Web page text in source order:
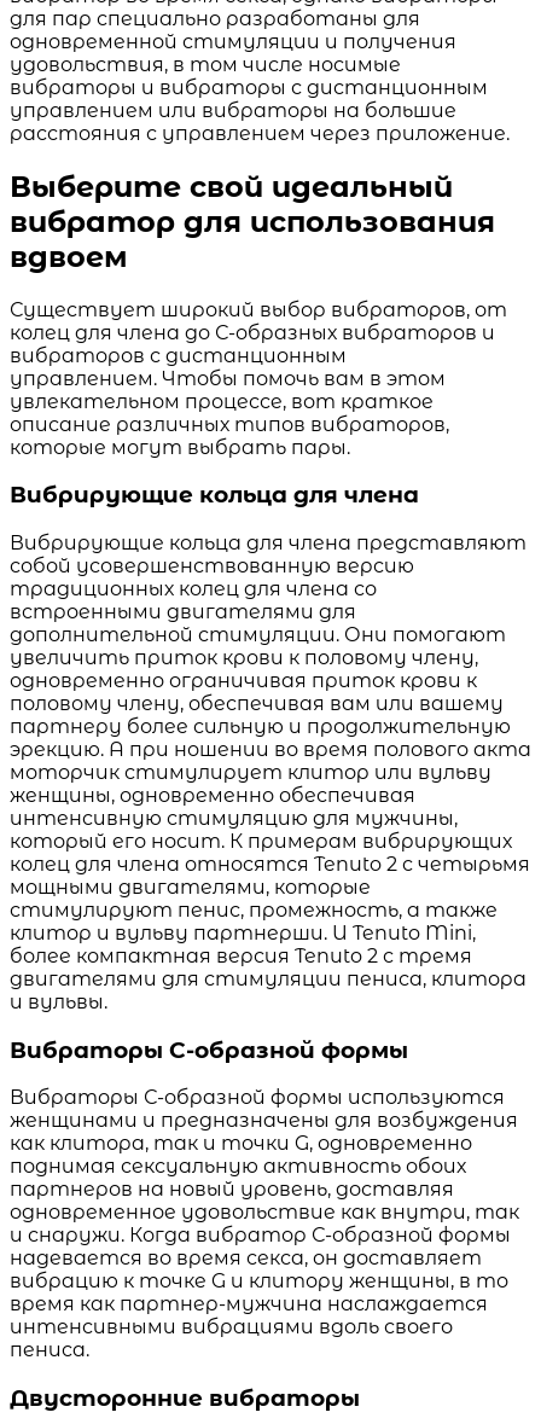
для пар специально разработаны для
одновременной стимуляции и получения
удовольствия, в том числе носимые
вибраторы и вибраторы с дистанционным
управлением или вибраторы на большие
расстояния с управлением через приложение.
Выберите свой идеальный
вибратор для использования
вдвоем
Существует широкий выбор вибраторов, от
колец для члена до С-образных вибраторов и
вибраторов с дистанционным
управлением. Чтобы помочь вам в этом
увлекательном процессе, вот краткое
описание различных типов вибраторов,
которые могут выбрать пары.
Вибрирующие кольца для члена
Вибрирующие кольца для члена представляют
собой усовершенствованную версию
традиционных колец для члена со
встроенными двигателями для
дополнительной стимуляции. Они помогают
увеличить приток крови к половому члену,
одновременно ограничивая приток крови к
половому члену, обеспечивая вам или вашему
партнеру более сильную и продолжительную
эрекцию. А при ношении во время полового акта
моторчик стимулирует клитор или вульву
женщины, одновременно обеспечивая
интенсивную стимуляцию для мужчины,
который его носит. К примерам вибрирующих
колец для члена относятся Tenuto 2 с четырьмя
мощными двигателями, которые
стимулируют пенис, промежность, а также
клитор и вульву партнерши. И Tenuto Mini,
более компактная версия Tenuto 2 с тремя
двигателями для стимуляции пениса, клитора
и вульвы.
Вибраторы С-образной формы
Вибраторы С-образной формы используются
женщинами и предназначены для возбуждения
как клитора, так и точки G, одновременно
поднимая сексуальную активность обоих
партнеров на новый уровень, доставляя
одновременное удовольствие как внутри, так
и снаружи. Когда вибратор С-образной формы
надевается во время секса, он доставляет
вибрацию к точке G и клитору женщины, в то
время как партнер-мужчина наслаждается
интенсивными вибрациями вдоль своего
пениса.
Двусторонние вибраторы